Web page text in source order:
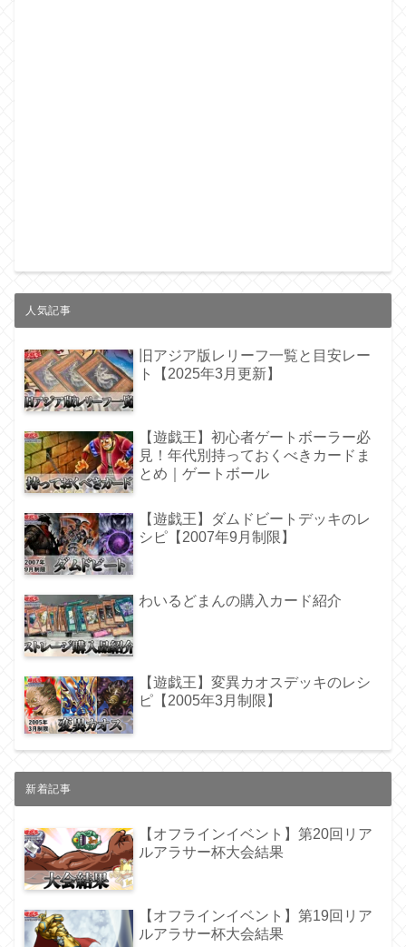
人気記事
旧アジア版レリーフ一覧と目安レー
ト【2025年3月更新】
【遊戯王】初心者ゲートボーラー必
見！年代別持っておくべきカードま
とめ｜ゲートボール
【遊戯王】ダムドビートデッキのレ
シピ【2007年9月制限】
わいるどまんの購入カード紹介
【遊戯王】変異カオスデッキのレシ
ピ【2005年3月制限】
新着記事
【オフラインイベント】第20回リア
ルアラサー杯大会結果
【オフラインイベント】第19回リア
ルアラサー杯大会結果